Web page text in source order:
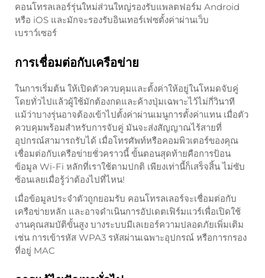
คอนโทรลเลอร์รุ่นใหม่ส่วนใหญ่รองรับแพลตฟอร์ม Android
หรือ iOS และมักจะรองรับอินเทอร์เฟซตั้งค่าผ่านเว็บ
เบราว์เซอร์
การเชื่อมต่อกับเครือข่าย
ในการเริ่มต้น ให้เปิดตัวควบคุมและตั้งค่าให้อยู่ในโหมดจับคู่
โดยทั่วไปแล้วผู้ใช้มักต้องกดและค้างปุ่มเฉพาะไว้ไม่กี่วินาที
แม้ว่าบางรุ่นอาจต้องเข้าไปตั้งค่าผ่านเมนูการตั้งค่าแทน เมื่อตัว
ควบคุมพร้อมสำหรับการจับคู่ มันจะส่งสัญญาณไร้สายที่
อุปกรณ์สามารถรับได้ เมื่อโทรศัพท์หรือคอมพิวเตอร์ของคุณ
เชื่อมต่อกับเครือข่ายชั่วคราวนี้ ขั้นตอนสุดท้ายคือการป้อน
ข้อมูล Wi-Fi หลักที่เราใช้ตามปกติ เพียงเท่านี้ก็เสร็จสิ้น ไม่ซับ
ซ้อนเลยเมื่อรู้ว่าต้องไปที่ไหน!
เมื่อข้อมูลประจำตัวถูกยอมรับ คอนโทรลเลอร์จะเชื่อมต่อกับ
เครือข่ายหลัก และอาจดำเนินการอัปเดตเฟิร์มแวร์เพื่อเปิดใช้
งานคุณสมบัติขั้นสูง บางระบบมีเลเยอร์ความปลอดภัยเพิ่มเติม
เช่น การเข้ารหัส WPA3 รหัสผ่านเฉพาะอุปกรณ์ หรือการกรอง
ที่อยู่ MAC